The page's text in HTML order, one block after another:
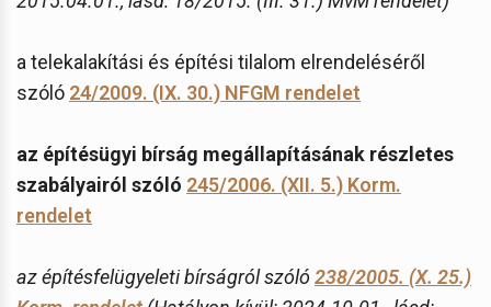
a telekalakítási és építési tilalom elrendeléséről
szóló 24/2009. (IX. 30.) NFGM rendelet
az építésügyi bírság megállapításának részletes
szabályairól szóló 245/2006. (XII. 5.) Korm.
rendelet
az építésfelügyeleti bírságról szóló238/2005. (X. 25.)